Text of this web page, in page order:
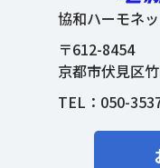
協和ハーモネ
〒612-8454
京都市伏見区
TEL： 050-